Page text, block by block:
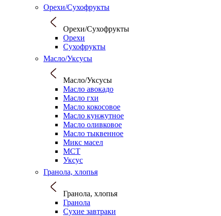
Орехи/Сухофрукты
Орехи/Сухофрукты
Орехи
Сухофрукты
Масло/Уксусы
Масло/Уксусы
Масло авокадо
Масло гхи
Масло кокосовое
Масло кунжутное
Масло оливковое
Масло тыквенное
Микс масел
МСТ
Уксус
Гранола, хлопья
Гранола, хлопья
Гранола
Сухие завтраки